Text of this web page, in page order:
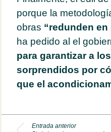
porque la
obras “redunden
ha pedido al el
para garantizar a
sorprendidos por
que el
Entrada anterior